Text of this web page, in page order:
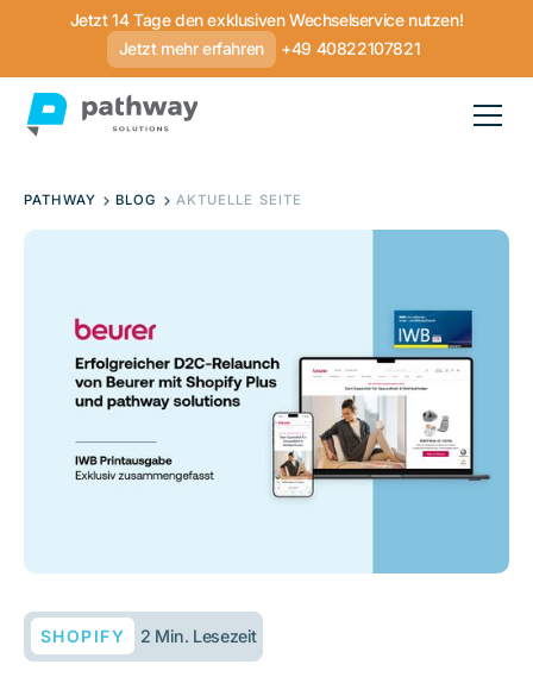
Jetzt 14 Tage den exklusiven Wechselservice nutzen!
Jetzt mehr erfahren
+49 40822107821
PATHWAY BLOG AKTUELLE SEITE
SHOPIFY 2 Min. Lesezeit